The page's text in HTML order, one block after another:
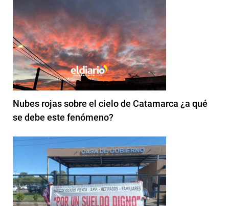
Nubes rojas sobre el cielo de Catamarca ¿a qué
se debe este fenómeno?